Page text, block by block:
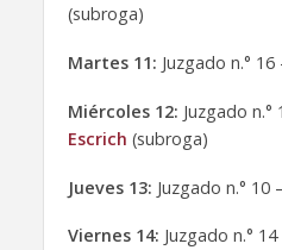
(subroga)
Martes 11: Juzgado n.° 16
Miércoles 12: Juzgado n.°
Escrich (subroga)
Jueves 13: Juzgado n.° 10 –
Viernes 14: Juzgado n.°